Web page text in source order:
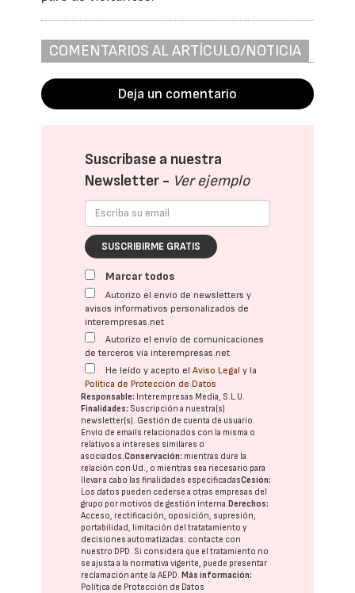
COMENTARIOS AL ARTÍCULO/NOTICIA
Deja un comentario
Suscríbase a nuestra
Newsletter - Ver ejemplo
SUSCRIBIRME GRATIS
Marcar todos
Autorizo el envío de newsletters y
avisos informativos personalizados de
interempresas.net
Autorizo el envío de comunicaciones
de terceros vía interempresas.net
He leído y acepto elAviso Legal y la
Política de Protección de Datos
Responsable: Interempresas Media, S.L.U.
Finalidades: Suscripción a nuestra(s)
newsletter(s). Gestión de cuenta de usuario.
Envío de emails relacionados con la misma o
relativos a intereses similares o
asociados.Conservación: mientras dure la
relación con Ud., o mientras sea necesario para
llevar a cabo las finalidades especificadasCesión:
Los datos pueden cederse a otras empresas del
grupo por motivos de gestión interna.Derechos:
Acceso, rectificación, oposición, supresión,
portabilidad, limitación del tratatamiento y
decisiones automatizadas: contacte con
nuestro DPD. Si considera que el tratamiento no
se ajusta a la normativa vigente, puede presentar
reclamación ante laAEPD.Más información:
Política de Protección de Datos